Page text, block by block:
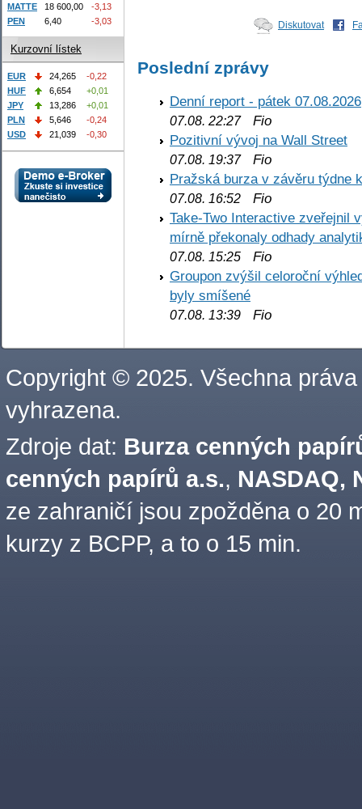
Diskutovat
Poslední zprávy
Denní report - pátek 07.08.2026
07.08. 22:27Fio
Pozitivní vývoj na Wall Street
07.08. 19:37Fio
Pražská burza v závěru týdne
07.08. 16:52 Fio
Take-Two Interactive zveřejnil
mírně překonaly odhady
07.08. 15:25 Fio
Groupon zvýšil celoroční
byly smíšené
07.08. 13:39 Fio
MATTE
18 600,00
-3,13
PEN
6,40 -3,03
Kurzovní lístek
EUR 24,265
-0,22
HUF
6,654
+0,01
JPY
13,286
+0,01
PLN
5,646
-0,24
USD
21,039 -0,30
Copyright © 2025. Všechna práva
vyhrazena.
Zdroje dat: Burza cenných
cenných papírů a.s., NASDAQ,
ze zahraničí jsou zpožděna o 20
kurzy z BCPP, a to o 15 min.